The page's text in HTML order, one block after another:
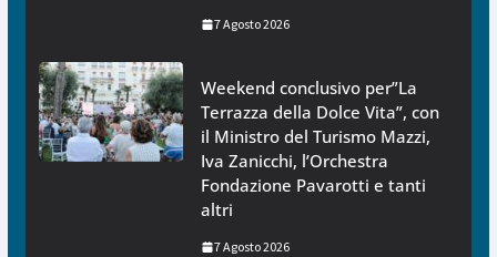
7 Agosto 2026
Weekend conclusivo per”La
Terrazza della Dolce Vita”, con
il Ministro del Turismo Mazzi,
Iva Zanicchi, l’Orchestra
Fondazione Pavarotti e tanti
altri
7 Agosto 2026